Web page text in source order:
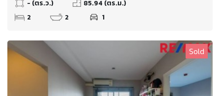
- (ตร.ว.)
85.94 (ตร.ม.)
2
2 1
Sold